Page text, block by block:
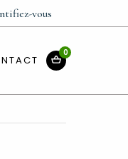
vous
0